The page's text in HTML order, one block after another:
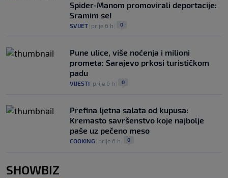
Spider-Manom promovirali deportacije:
Sramim se!
SVIJET prije 6 h 0
Pune ulice, više noćenja i milioni
prometa: Sarajevo prkosi turističkom
padu
VIJESTI prije 6 h 0
Prefina ljetna salata od kupusa:
Kremasto savršenstvo koje najbolje
paše uz pečeno meso
COOKING prije 6 h 0
SHOWBIZ